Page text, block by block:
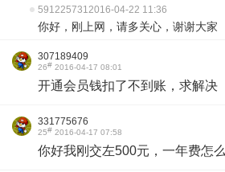
5912257312016-04-22 11:36
你好，刚上网，请多关心，谢谢大家
307189409
26# 2016-04-17 08:01
开通会员钱扣了不到账，求解决
331775676
25# 2016-04-17 07:58
你好我刚交左500元，一年费怎